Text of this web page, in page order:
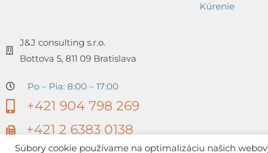
J&J consulting s.r.o.
Bottova 5, 811 09 Bratislava
Po – Pia: 8:00 – 17:00
+421 904 798 269
+421 2 6383 0138
Kúrenie
Súbory cookie používame na optimalizáciu našich